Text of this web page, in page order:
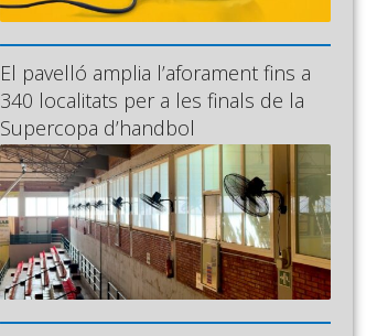
El pavelló amplia l’aforament fins a
340 localitats per a les finals de la
Supercopa d’handbol